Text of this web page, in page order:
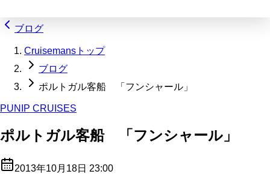
ブログ
Cruisemansトップ
ブログ
ポルトガル客船 「フンシャール」
PUNIP CRUISES
ポルトガル客船 「フンシャール」
2013年10月18日 23:00